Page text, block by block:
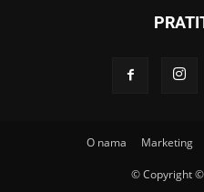
O nama Marketing
© Copyright